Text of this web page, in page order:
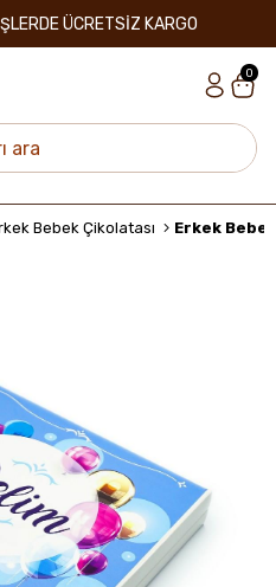
ÜCRETSİZ KARGO
0
Bebek Çikolatası